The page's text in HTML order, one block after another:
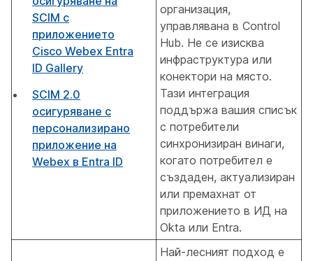
SCIM с
приложението
Cisco Webex Entra
ID Gallery
SCIM 2.0
осигуряване с
персонализирано
приложение на
Webex в Entra ID
организация,
управлявана в Control
Hub. Не се изисква
инфраструктура или
конектори на място.
Тази интеграция
поддържа вашия списък
с потребители
синхронизиран винаги,
когато потребител е
създаден, актуализиран
или премахнат от
приложението в ИД на
Okta или Entra.
Най-лесният подход е